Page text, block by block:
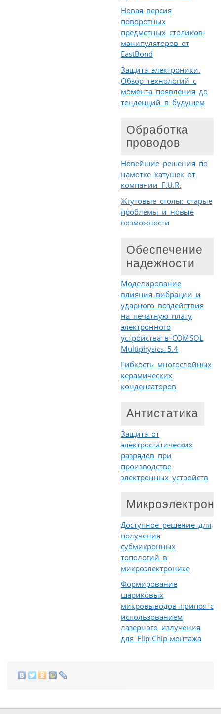
Новая версия
поворотных
предметных столиков-
манипуляторов от
EastBond
Защита электроники.
Обзор технологий с
момента появления до
тенденций в будущем
Обработка
проводов
Новейшие решения по
намотке катушек от
компании F.U.R.
Жгутовые столы: старые
проблемы и новые
возможности
Обеспечение
надежности
Моделирование
влияния вибрации и
ударного воздействия
на печатную плату
электронного
устройства в COMSOL
Multiphysics 5.4
Гибкость многослойных
керамических
конденсаторов
Антистатика
Защита от
электростатических
разрядов при
производстве
электронных устройств
Доступное решение для
получения
субмикронных
топологий в
микроэлектронике
Формирование
шариковых
микровыводов припоя с
использованием
лазерного излучения
для Flip-Chip-монтажа